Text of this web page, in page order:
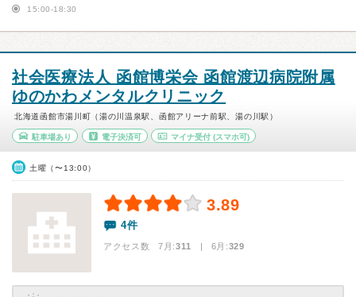
15:00-18:30
社会医療法人 函館博栄会 函館渡辺病院附属
ゆのかわメンタルクリニック
北海道函館市湯川町（湯の川温泉駅、函館アリーナ前駅、湯の川駅）
駐車場あり 電子決済可 マイナ受付 (スマホ可)
土曜（〜13:00）
3.89
4件
アクセス数 7月:311 | 6月:329